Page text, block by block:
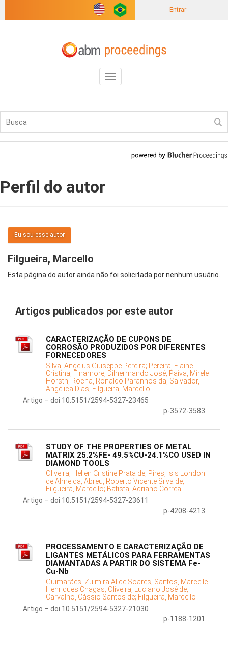
Entrar
Toggle
navigation
Perfil do autor
Eu sou esse autor
Filgueira, Marcello
Esta página do autor ainda não foi solicitada por nenhum usuário.
Artigos publicados por este autor
CARACTERIZAÇÃO DE CUPONS DE
CORROSÃO PRODUZIDOS POR DIFERENTES
FORNECEDORES
Silva, Angelus Giuseppe Pereira; Pereira, Elaine
Cristina; Finamore, Dilhermando José; Paiva, Mirele
Horsth; Rocha, Ronaldo Paranhos da; Salvador,
Angélica Dias; Filgueira, Marcello
Artigo – doi 10.5151/2594-5327-23465
p-3572-3583
STUDY OF THE PROPERTIES OF METAL
MATRIX 25.2%FE- 49.5%CU-24.1%CO USED IN
DIAMOND TOOLS
Oliveira, Hellen Cristine Prata de; Pires, Isis London
de Almeida; Abreu, Roberto Vicente Silva de;
Filgueira, Marcello; Batista, Adriano Correa
Artigo – doi 10.5151/2594-5327-23611
p-4208-4213
PROCESSAMENTO E CARACTERIZAÇÃO DE
LIGANTES METÁLICOS PARA FERRAMENTAS
DIAMANTADAS A PARTIR DO SISTEMA Fe-
Cu-Nb
Guimarães, Zulmira Alice Soares; Santos, Marcelle
Henriques Chagas; Oliveira, Luciano José de;
Carvalho, Cássio Santos de; Filgueira, Marcello
Artigo – doi 10.5151/2594-5327-21030
p-1188-1201